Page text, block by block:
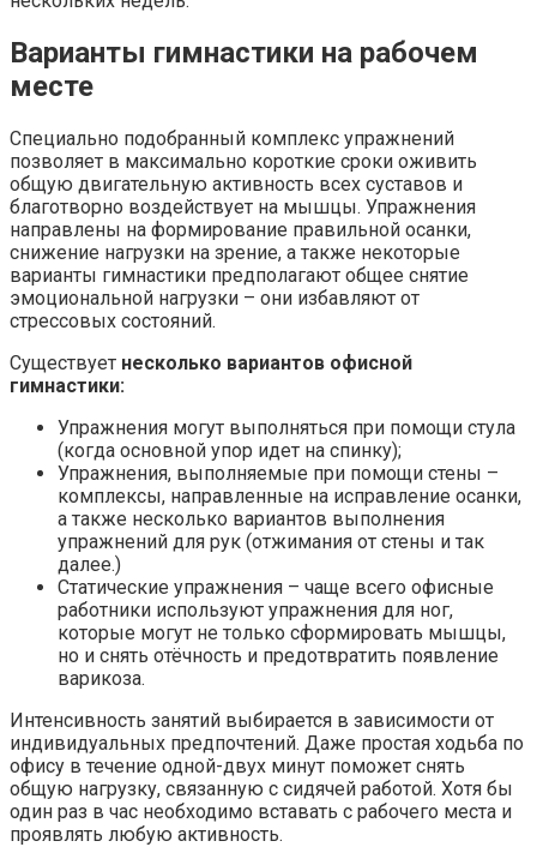
Варианты гимнастики на рабочем
месте
Специально подобранный комплекс упражнений
позволяет в максимально короткие сроки оживить
общую двигательную активность всех суставов и
благотворно воздействует на мышцы. Упражнения
направлены на формирование правильной осанки,
снижение нагрузки на зрение, а также некоторые
варианты гимнастики предполагают общее снятие
эмоциональной нагрузки – они избавляют от
стрессовых состояний.
Существует несколько вариантов офисной
гимнастики:
Упражнения могут выполняться при помощи стула
(когда основной упор идет на спинку);
Упражнения, выполняемые при помощи стены –
комплексы, направленные на исправление осанки,
а также несколько вариантов выполнения
упражнений для рук (отжимания от стены и так
далее.)
Статические упражнения – чаще всего офисные
работники используют упражнения для ног,
которые могут не только сформировать мышцы,
но и снять отёчность и предотвратить появление
варикоза.
Интенсивность занятий выбирается в зависимости от
индивидуальных предпочтений. Даже простая ходьба по
офису в течение одной-двух минут поможет снять
общую нагрузку, связанную с сидячей работой. Хотя бы
один раз в час необходимо вставать с рабочего места и
проявлять любую активность.